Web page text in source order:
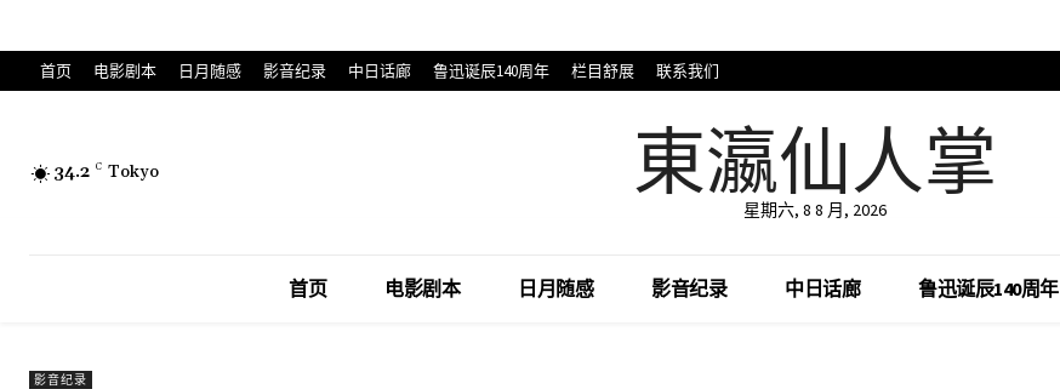
首页 电影剧本 日月随感 影音纪录 中日话廊 鲁迅诞辰140周年 栏目舒展 联系我们
34.2 C Tokyo 東瀛仙人掌
星期六, 8 8 月, 2026
首页 电影剧本 日月随感 影音纪录 中日话廊 鲁迅诞辰140周年
影音纪录